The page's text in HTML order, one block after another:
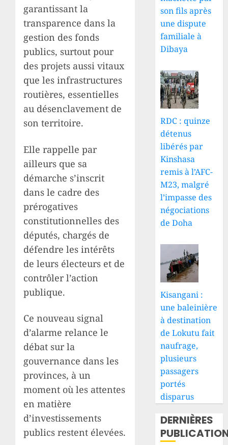
garantissant la
transparence dans la
gestion des fonds
publics, surtout pour
des projets aussi vitaux
que les infrastructures
routières, essentielles
au désenclavement de
son territoire.
Elle rappelle par
ailleurs que sa
démarche s’inscrit
dans le cadre des
prérogatives
constitutionnelles des
députés, chargés de
défendre les intérêts
de leurs électeurs et de
contrôler l’action
publique.
Ce nouveau signal
d’alarme relance le
débat sur la
gouvernance dans les
provinces, à un
moment où les attentes
en matière
d’investissements
publics restent élevées.
son fils après
une dispute
familiale à
Dibaya
RDC : quinze
détenus
libérés par
Kinshasa
remis à l’AFC-
M23, malgré
l’impasse des
négociations
de Doha
Kisangani :
une baleinière
à destination
de Lokutu fait
naufrage,
plusieurs
passagers
portés
disparus
DERNIÈRES